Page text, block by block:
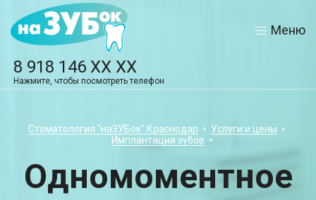
Меню
8 918 146 XX XX
Нажмите, чтобы посмотреть телефон
Стоматология "наЗУБок" Краснодар
Услуги и цены
Имплантация зубов
Одномоментное